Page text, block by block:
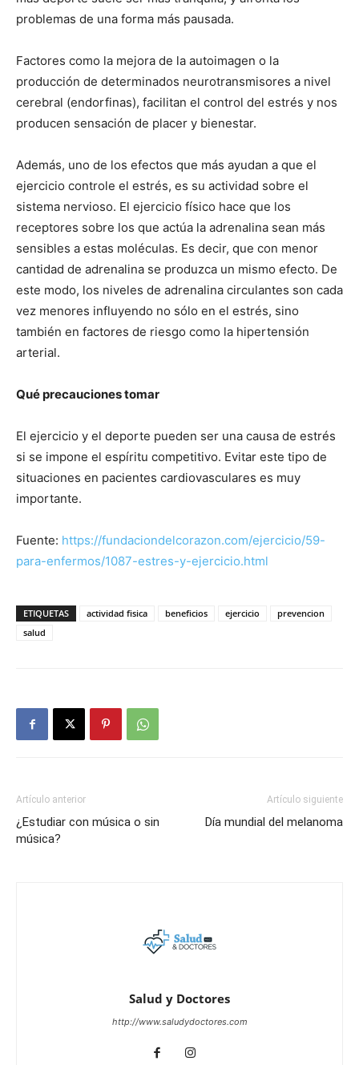
problemas de una forma más pausada.
Factores como la mejora de la autoimagen o la
producción de determinados neurotransmisores a nivel
cerebral (endorfinas), facilitan el control del estrés y nos
producen sensación de placer y bienestar.
Además, uno de los efectos que más ayudan a que el
ejercicio controle el estrés, es su actividad sobre el
sistema nervioso. El ejercicio físico hace que los
receptores sobre los que actúa la adrenalina sean más
sensibles a estas moléculas. Es decir, que con menor
cantidad de adrenalina se produzca un mismo efecto. De
este modo, los niveles de adrenalina circulantes son cada
vez menores influyendo no sólo en el estrés, sino
también en factores de riesgo como la hipertensión
arterial.
Qué precauciones tomar
El ejercicio y el deporte pueden ser una causa de estrés
si se impone el espíritu competitivo. Evitar este tipo de
situaciones en pacientes cardiovasculares es muy
importante.
Fuente: https://fundaciondelcorazon.com/ejercicio/59-
para-enfermos/1087-estres-y-ejercicio.html
ETIQUETAS actividad fisica beneficios ejercicio
prevencion
salud
Artículo anterior
¿Estudiar con música o sin
música?
Artículo siguiente
Día mundial del melanoma
Salud y Doctores
http://www.saludydoctores.com